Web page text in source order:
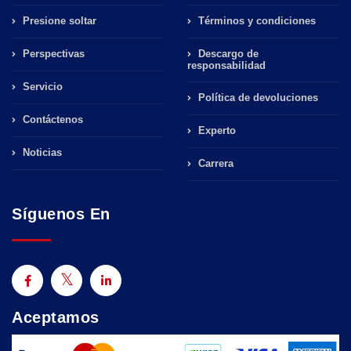
Presione soltar
Perspectivas
Servicio
Contáctenos
Noticias
Términos y condiciones
Descargo de
responsabilidad
Política de devoluciones
Experto
Carrera
Síguenos En
Aceptamos